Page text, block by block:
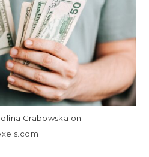
Grabowska on